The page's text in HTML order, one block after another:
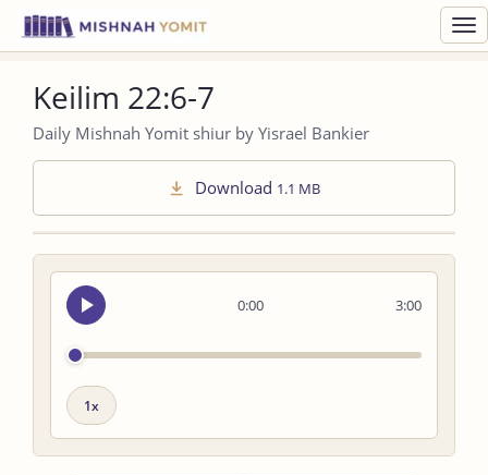
Keilim 22:6-7
Daily Mishnah Yomit shiur by Yisrael Bankier
Download 1.1 MB
0:00
Seek
audio
3:00
Playback